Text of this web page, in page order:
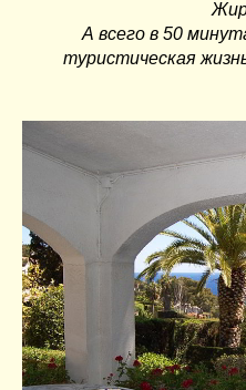
А всего в 50
туристическая